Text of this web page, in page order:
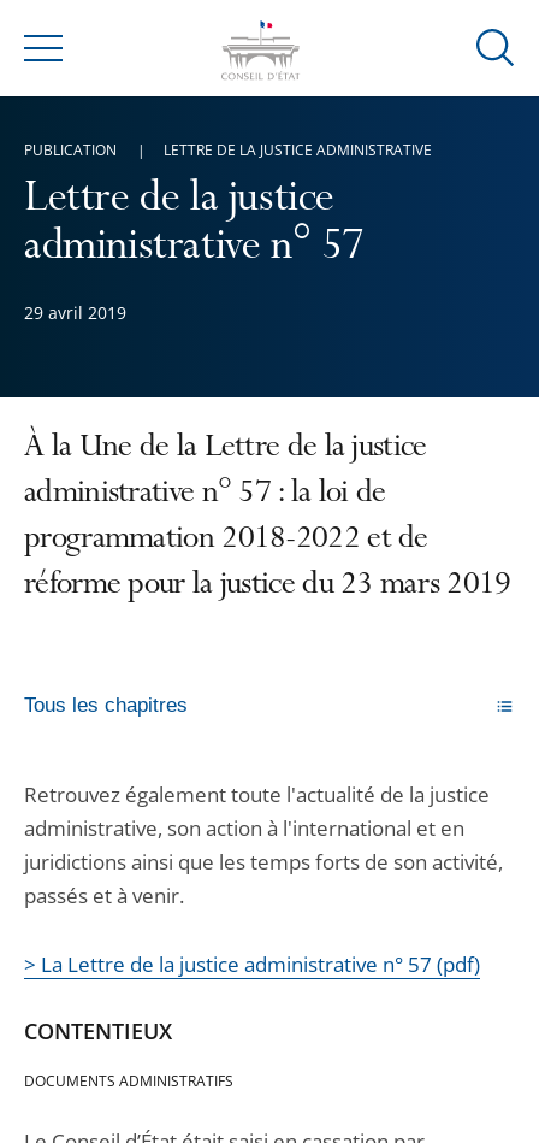
Menu
Ouvrir
Lettre de la justice
administrative n° 57
29 avril 2019
PUBLICATION LETTRE DE LA JUSTICE ADMINISTRATIVE
À la Une de la Lettre de la justice
administrative n° 57 : la loi de
programmation 2018-2022 et de
réforme pour la justice du 23 mars 2019
Tous les chapitres
Retrouvez également toute l'actualité de la justice
administrative, son action à l'international et en
juridictions ainsi que les temps forts de son activité,
passés et à venir.
> La Lettre de la justice administrative n° 57 (pdf)
CONTENTIEUX
DOCUMENTS ADMINISTRATIFS